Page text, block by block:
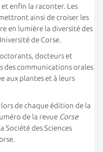
enfin la raconter. Les
ainsi de croiser les
en lumière la diversité des
de Corse.
docteurs et
des communications orales
aux plantes et à leurs
de chaque édition de la
de la revue Corse
Société des Sciences
.